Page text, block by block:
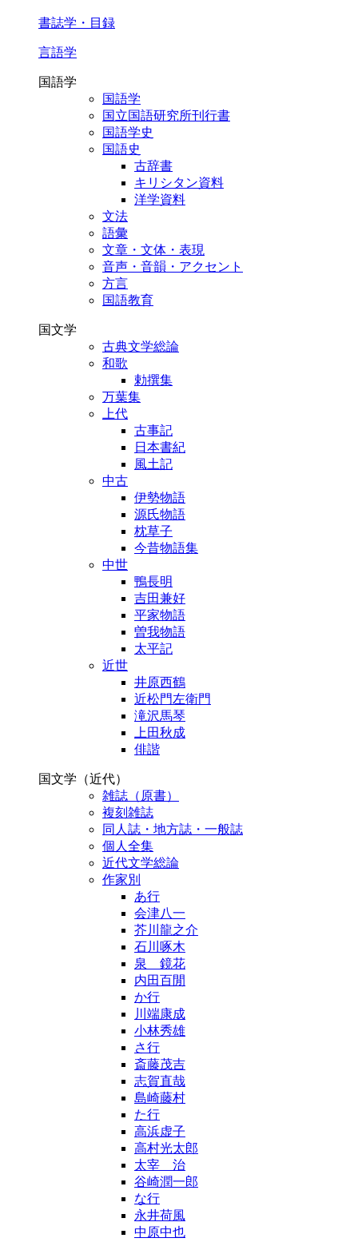
書誌学・目録
言語学
国語学
国語学
国立国語研究所刊行書
国語学史
国語史
古辞書
キリシタン資料
洋学資料
文法
語彙
文章・文体・表現
音声・音韻・アクセント
方言
国語教育
国文学
古典文学総論
和歌
勅撰集
万葉集
上代
古事記
日本書紀
風土記
中古
伊勢物語
源氏物語
枕草子
今昔物語集
中世
鴨長明
吉田兼好
平家物語
曽我物語
太平記
近世
井原西鶴
近松門左衛門
滝沢馬琴
上田秋成
俳諧
国文学（近代）
雑誌（原書）
複刻雑誌
同人誌・地方誌・一般誌
個人全集
近代文学総論
作家別
あ行
会津八一
芥川龍之介
石川啄木
泉 鏡花
内田百閒
か行
川端康成
小林秀雄
さ行
斎藤茂吉
志賀直哉
島崎藤村
た行
高浜虚子
高村光太郎
太宰 治
谷崎潤一郎
な行
永井荷風
中原中也